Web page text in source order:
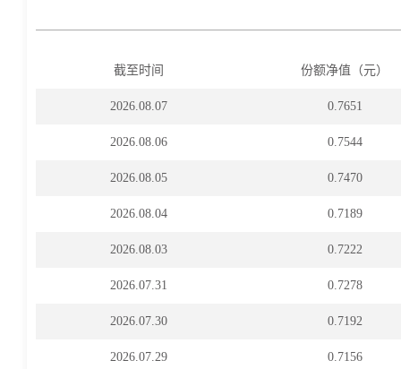
截至时间 份额净值（元）
2026.08.07 0.7651
2026.08.06 0.7544
2026.08.05 0.7470
2026.08.04 0.7189
2026.08.03 0.7222
2026.07.31 0.7278
2026.07.30 0.7192
2026.07.29 0.7156